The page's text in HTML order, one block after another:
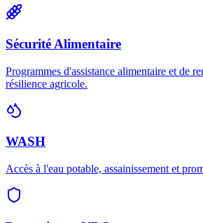
Sécurité Alimentaire
Programmes d'assistance alimentaire et de
résilience agricole.
WASH
Accès à l'eau potable, assainissement et